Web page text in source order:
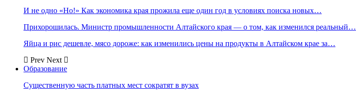
И не одно «Но!» Как экономика края прожила еще один год в условиях поиска новых…
Прихорошилась. Министр промышленности Алтайского края — о том, как изменился реальный…
Яйца и рис дешевле, мясо дороже: как изменились цены на продукты в Алтайском крае за…
Prev Next
Образование
Существенную часть платных мест сократят в вузах